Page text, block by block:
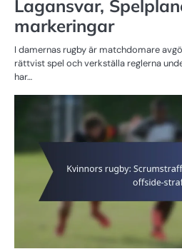
Lagansvar,
markeringar
I damernas rugby är matchdomare
rättvist spel och verkställa reglerna
har…